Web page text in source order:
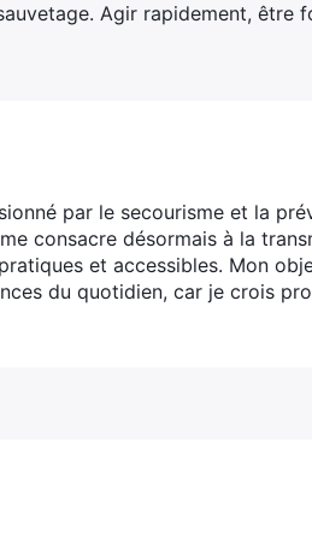
Agir rapidement, être
par le secourisme et la
consacre désormais à la
et accessibles. Mon
du quotidien, car je crois